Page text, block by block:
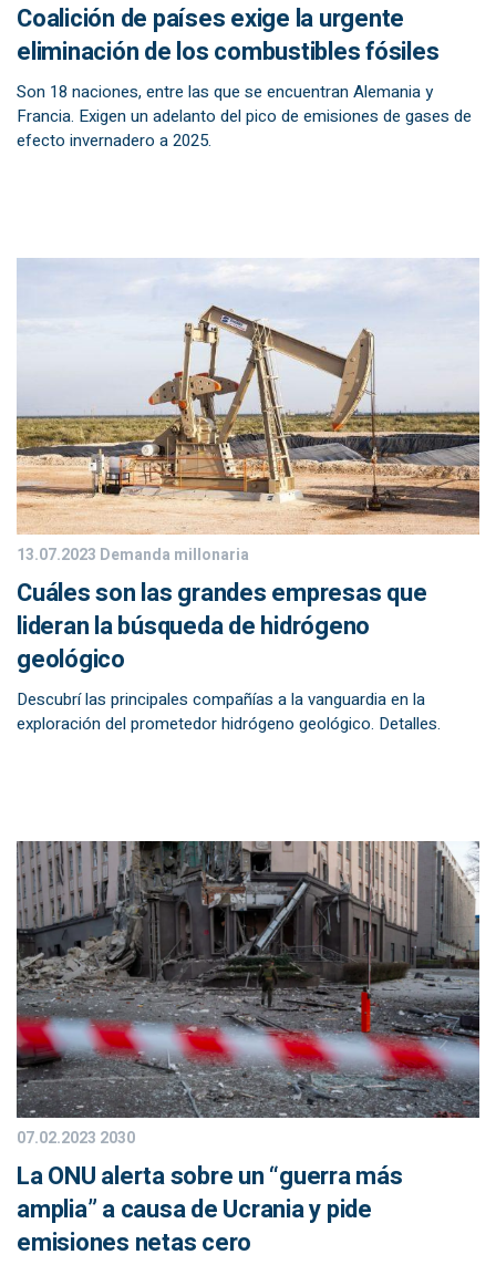
Coalición de países exige la urgente
eliminación de los combustibles fósiles
Son 18 naciones, entre las que se encuentran Alemania y
Francia. Exigen un adelanto del pico de emisiones de gases de
efecto invernadero a 2025.
13.07.2023 Demanda millonaria
Cuáles son las grandes empresas que
lideran la búsqueda de hidrógeno
geológico
Descubrí las principales compañías a la vanguardia en la
exploración del prometedor hidrógeno geológico. Detalles.
07.02.2023 2030
La ONU alerta sobre un “guerra más
amplia” a causa de Ucrania y pide
emisiones netas cero